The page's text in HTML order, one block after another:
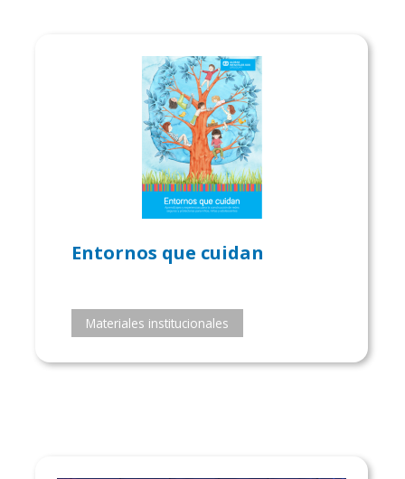
Entornos que cuidan
Materiales institucionales